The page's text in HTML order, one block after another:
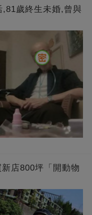
歲終生未婚,曾與
店800坪「開動物